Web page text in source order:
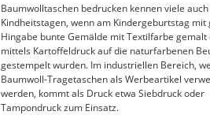
Baumwolltaschen bedrucken kennen viele
Kindheitstagen, wenn am Kindergeburtstag mit
Hingabe bunte Gemälde mit Textilfarbe gemalt
mittels Kartoffeldruck auf die naturfarbenen
gestempelt wurden. Im industriellen Bereich,
Baumwoll-Tragetaschen als Werbeartikel
werden, kommt als Druck etwa Siebdruck oder
Tampondruck zum Einsatz.